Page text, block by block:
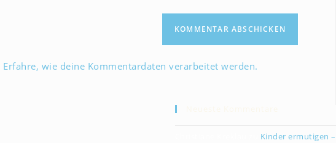
Erfahre, wie deine Kommentardaten verarbeitet werden.
Kinder ermutigen –